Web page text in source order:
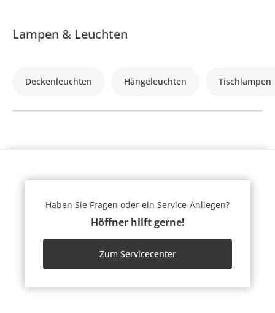
Lampen & Leuchten
Deckenleuchten Hängeleuchten Tischlampen
Haben Sie Fragen oder ein Service-Anliegen?
Höffner hilft gerne!
Zum Servicecenter